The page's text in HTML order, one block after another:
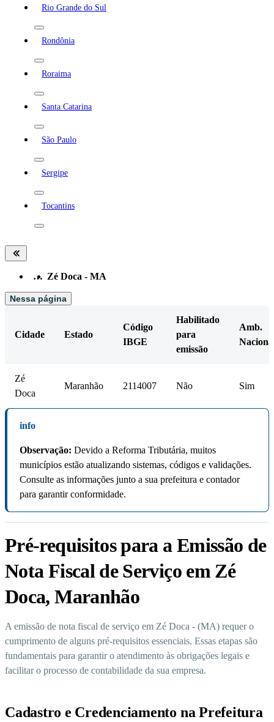
Rio Grande do Sul
Rondônia
Roraima
Santa Catarina
São Paulo
Sergipe
Tocantins
… Zé Doca - MA
Nessa página
Cidade Estado
Código
IBGE
Habilitado
para
emissão
Amb.
Zé
Doca
Maranhão 2114007 Não Sim
info
Observação: Devido a Reforma Tributária, muitos
municípios estão atualizando sistemas, códigos e validações.
Consulte as informações junto a sua prefeitura e contador
para garantir conformidade.
Pré-requisitos para a Emissão de
Nota Fiscal de Serviço em Zé
Doca, Maranhão
A emissão de nota fiscal de serviço em Zé Doca - (MA) requer o
cumprimento de alguns pré-requisitos essenciais. Essas etapas são
fundamentais para garantir o atendimento às obrigações legais e
facilitar o processo de contabilidade da sua empresa.
Cadastro e Credenciamento na Prefeitura